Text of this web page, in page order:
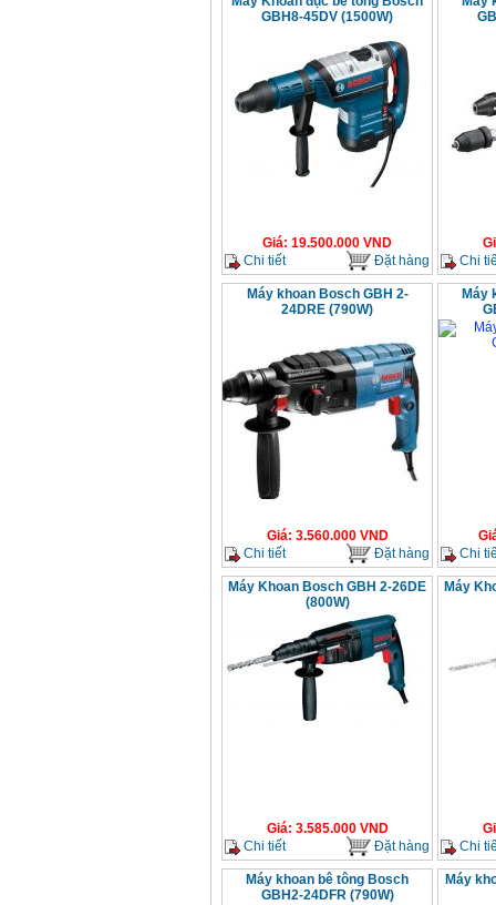
GBH8-45DV (1500W)
Giá: 19.500.000 VND
Chi tiết
Đặt hàng
Chi
Máy khoan Bosch GBH 2-
24DRE (790W)
Giá: 3.560.000VND
Chi tiết
Đặt hàng
Máy
Chi
Máy Khoan Bosch GBH 2-26DE
(800W)
Giá: 3.585.000VND
Chi tiết
Đặt hàng
Máy
Chi
Máy khoan bê tông Bosch
GBH2-24DFR (790W)
Máy